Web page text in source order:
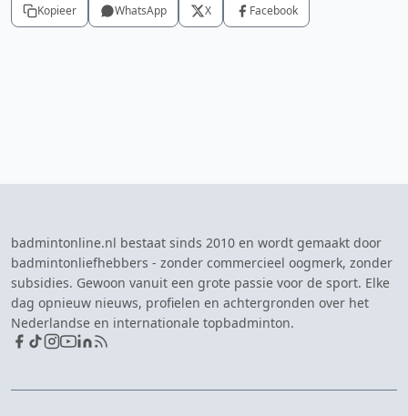
Kopieer WhatsApp X Facebook
badmintonline.nl bestaat sinds 2010 en wordt gemaakt door
badmintonliefhebbers - zonder commercieel oogmerk, zonder
subsidies. Gewoon vanuit een grote passie voor de sport. Elke
dag opnieuw nieuws, profielen en achtergronden over het
Nederlandse en internationale topbadminton.